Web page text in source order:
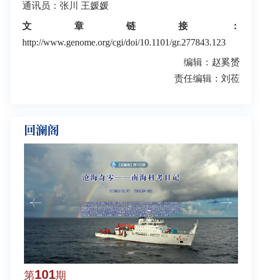
通讯员：张川 王媛媛
文章链接：
http://www.genome.org/cgi/doi/10.1101/gr.277843.123
编辑：赵奚赟
责任编辑：刘莅
回澜阁
第101期